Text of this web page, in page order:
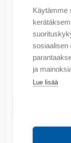
Käytämme
sosiaalisen
ja
Lue lisää
316,19€/
Myyntierä sis. 1
Määrä
Määrä